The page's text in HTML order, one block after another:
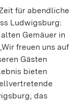
für abendliche
Ludwigsburg:
Gemäuer in
freuen uns auf
Gästen
bieten
das